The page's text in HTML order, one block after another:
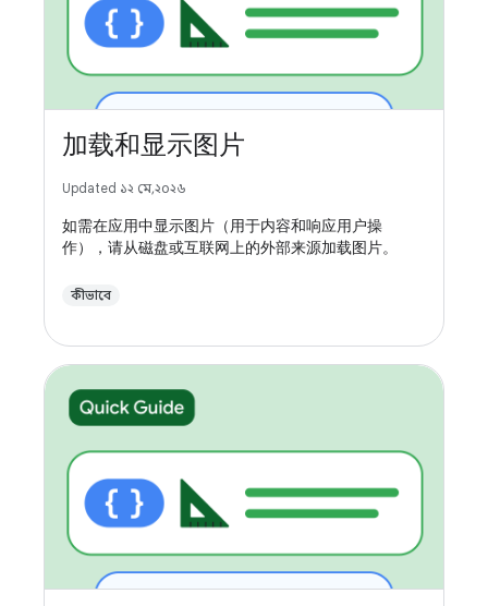
加载和显示图片
Updated ১২ মে, ২০২৬
如需在应用中显示图片（用于内容和响应用户操
作），请从磁盘或互联网上的外部来源加载图片。
কীভাবে